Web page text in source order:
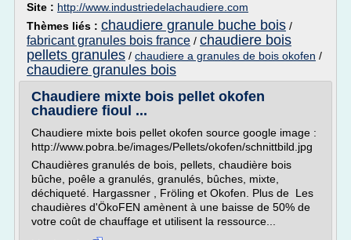
Site : http://www.industriedelachaudiere.com
Thèmes liés : chaudiere granule buche bois /
fabricant granules bois france / chaudiere bois
pellets granules / chaudiere a granules de bois okofen /
chaudiere granules bois
Chaudiere mixte bois pellet okofen
chaudiere fioul ...
Chaudiere mixte bois pellet okofen source google image :
http://www.pobra.be/images/Pellets/okofen/schnittbild.jpg
Chaudières granulés de bois, pellets, chaudière bois
bûche, poêle a granulés, granulés, bûches, mixte,
déchiqueté. Hargassner , Fröling et Okofen. Plus de Les
chaudières d'ÖkoFEN amènent à une baisse de 50% de
votre coût de chauffage et utilisent la ressource...